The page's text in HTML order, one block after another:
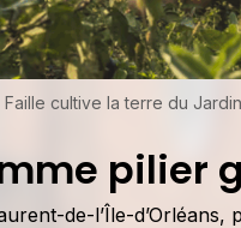
cultive la terre du
pilier
de-l’Île-